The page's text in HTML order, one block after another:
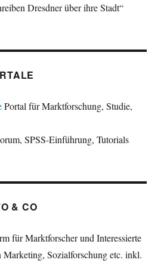
Dresdner über ihre Stadt“
Portal für Marktforschung, Studie,
SPSS-Einführung, Tutorials
& CO
für Marktforscher und Interessierte
Marketing, Sozialforschung etc. inkl.